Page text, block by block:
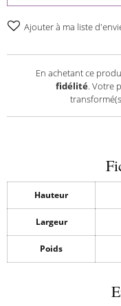
Ajouter à ma liste
En achetant ce
fidélité. Votre
Hauteur
Largeur
Poids